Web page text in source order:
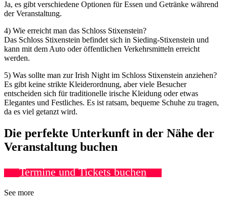
Ja, es gibt verschiedene Optionen für Essen und Getränke während
der Veranstaltung.
4) Wie erreicht man das Schloss Stixenstein?
Das Schloss Stixenstein befindet sich in Sieding-Stixenstein und
kann mit dem Auto oder öffentlichen Verkehrsmitteln erreicht
werden.
5) Was sollte man zur Irish Night im Schloss Stixenstein anziehen?
Es gibt keine strikte Kleiderordnung, aber viele Besucher
entscheiden sich für traditionelle irische Kleidung oder etwas
Elegantes und Festliches. Es ist ratsam, bequeme Schuhe zu tragen,
da es viel getanzt wird.
Die perfekte Unterkunft in der Nähe der
Veranstaltung buchen
Termine und Tickets buchen
See more